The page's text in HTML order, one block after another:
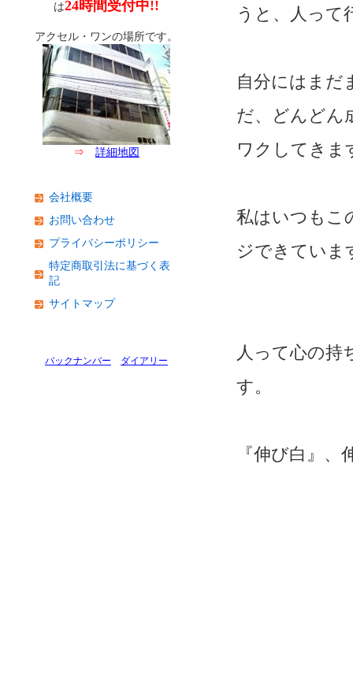
うと、人って
自分にはまだ
だ、どんどん
ワクしてきま
私はいつもこ
ジできていま
人って心の持
す。
『伸び白』
は24時間受付中!!
アクセル・ワンの場所です。
⇒ 詳細地図
会社概要
お問い合わせ
プライバシーポリシー
特定商取引法に基づく表
記
サイトマップ
バックナンバー ダイアリー